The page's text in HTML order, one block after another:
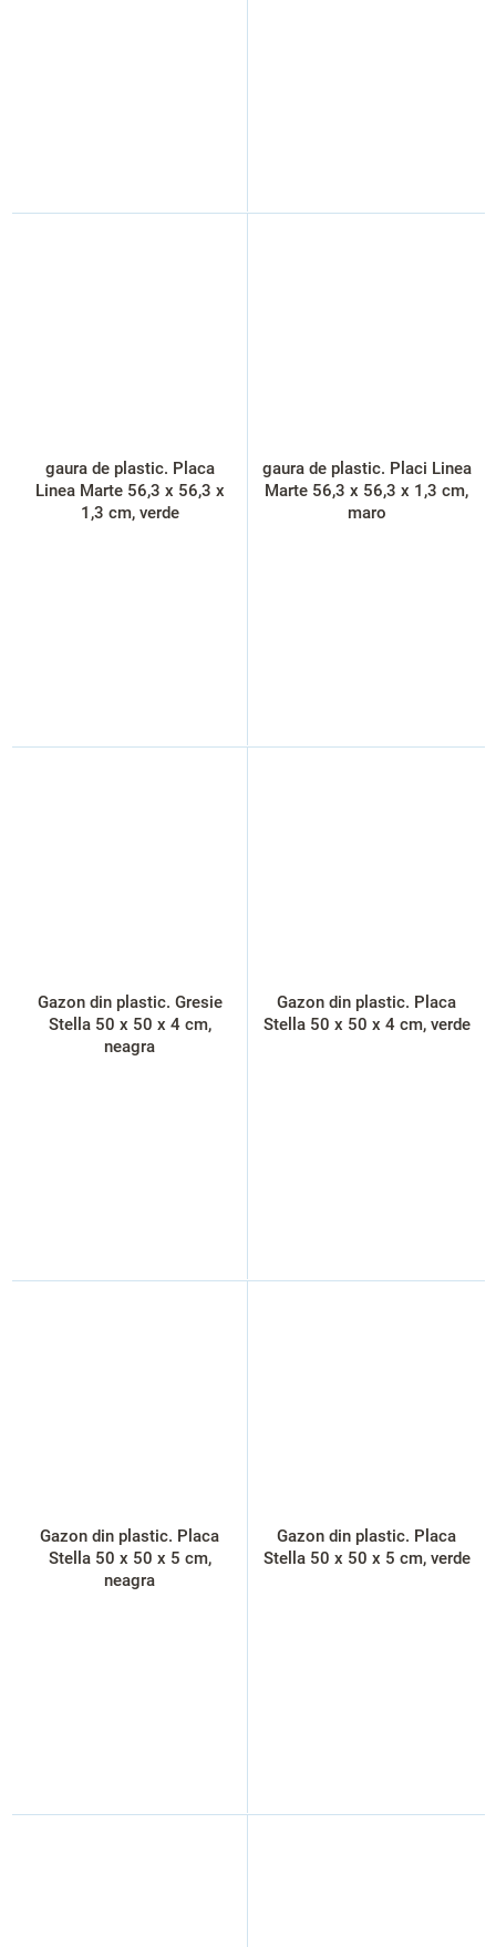
gaura de plastic. Placa
Linea Marte 56,3 x 56,3 x
1,3 cm, verde
gaura de plastic. Placi Linea
Marte 56,3 x 56,3 x 1,3 cm,
maro
Gazon din plastic. Gresie
Stella 50 x 50 x 4 cm,
neagra
Gazon din plastic. Placa
Stella 50 x 50 x 4 cm, verde
Gazon din plastic. Placa
Stella 50 x 50 x 5 cm,
neagra
Gazon din plastic. Placa
Stella 50 x 50 x 5 cm, verde